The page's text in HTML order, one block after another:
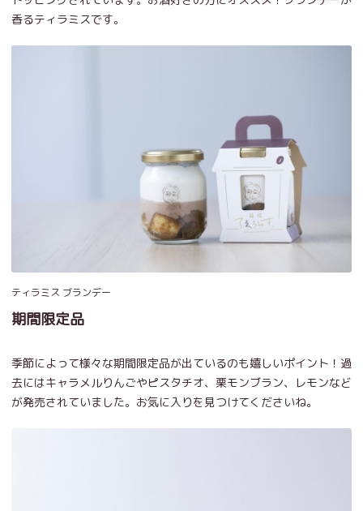
香るティラミスです。
ティラミス ブランデー
期間限定品
季節によって様々な期間限定品が出ているのも嬉しいポイント！過
去にはキャラメルりんごやピスタチオ、栗モンブラン、レモンなど
が発売されていました。お気に入りを見つけてくださいね。